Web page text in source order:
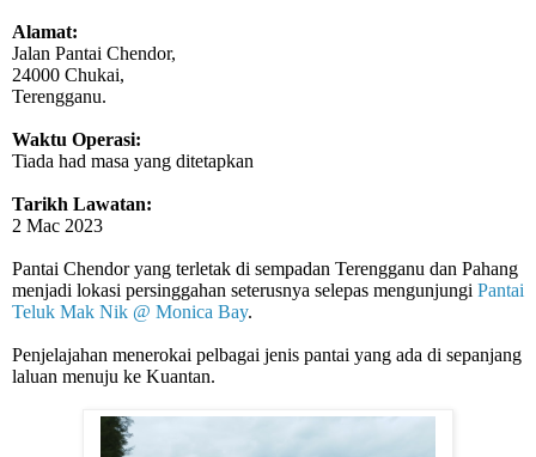
Alamat:
Jalan Pantai Chendor,
24000 Chukai,
Terengganu.
Waktu Operasi:
Tiada had masa yang ditetapkan
Tarikh Lawatan:
2 Mac 2023
Pantai Chendor yang terletak di sempadan Terengganu dan Pahang
menjadi lokasi persinggahan seterusnya selepas mengunjungi Pantai
Teluk Mak Nik @ Monica Bay.
Penjelajahan menerokai pelbagai jenis pantai yang ada di sepanjang
laluan menuju ke Kuantan.